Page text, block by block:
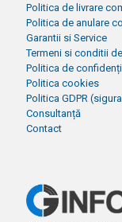
Politica de livrare
Politica de anulare
Garantii si Service
Termeni si conditii
Politica de
Politica cookies
Politica GDPR
Consultanță
Contact